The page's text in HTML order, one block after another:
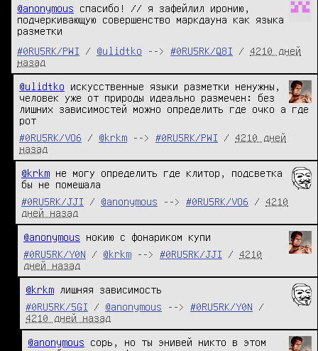
@anonymous спасибо! // я зафейлил иронию,
подчеркивающую совершенство маркдауна как языка
разметки
#0RU5RK/PWI
/ @ulidtko --> #0RU5RK/Q8I / 4210 дней
назад
@ulidtko искусственные языки разметки ненужны,
человек уже от природы идеально размечен: без
лишних зависимостей можно определить где очко а где
рот
#0RU5RK/VO6
/ @krkm --> #0RU5RK/PWI / 4210 дней
назад
@krkm не могу определить где клитор, подсветка
бы не помешала
#0RU5RK/JJI
/ @anonymous --> #0RU5RK/VO6 / 4210
дней назад
@anonymous нокию с фонариком купи
#0RU5RK/Y0N
/ @krkm --> #0RU5RK/JJI / 4210
дней назад
@krkm лишняя зависимость
#0RU5RK/5GI
/ @anonymous --> #0RU5RK/Y0N /
4210 дней назад
@anonymous сорь, но ты энивей никто в этом